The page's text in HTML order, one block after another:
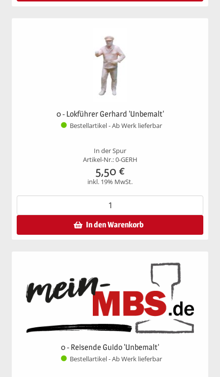
0 - Lokführer Gerhard 'Unbemalt'
Bestellartikel - Ab Werk lieferbar
In der Spur
Artikel-Nr.: 0-GERH
5,50 €
inkl. 19% MwSt.
In den Warenkorb
0 - Reisende Guido 'Unbemalt'
Bestellartikel - Ab Werk lieferbar